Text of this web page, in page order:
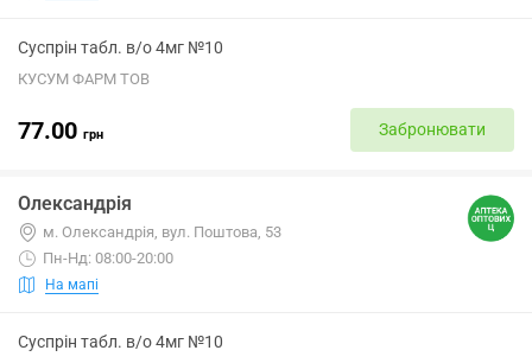
Суспрін табл. в/о 4мг №10
КУСУМ ФАРМ ТОВ
77.00 грн Забронювати
Олександрія
м. Олександрія, вул. Поштова, 53
Пн-Нд: 08:00-20:00
На мапі
Суспрін табл. в/о 4мг №10